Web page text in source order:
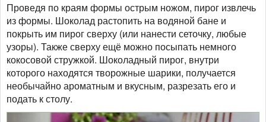
Проведя по краям формы острым ножом, пирог извлечь
из формы. Шоколад растопить на водяной бане и
покрыть им пирог сверху (или нанести сеточку, любые
узоры). Также сверху ещё можно посыпать немного
кокосовой стружкой. Шоколадный пирог, внутри
которого находятся творожные шарики, получается
необычайно ароматным и вкусным, разрезать его и
подать к столу.